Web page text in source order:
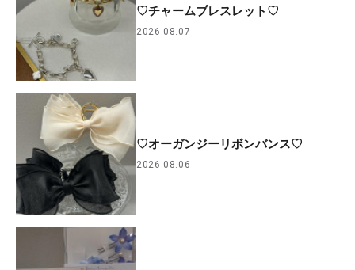
♡チャームブレスレット♡
2026.08.07
♡オーガンジーリボンバンス♡
2026.08.06